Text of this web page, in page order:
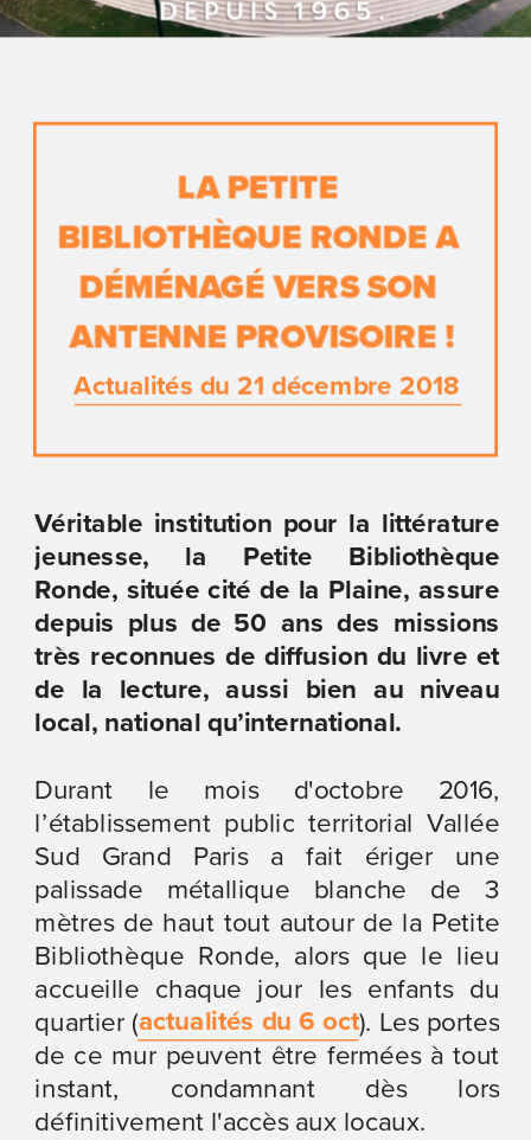
LA PETITE
BIBLIOTHÈQUE RONDE A
DÉMÉNAGÉ VERS SON
ANTENNE PROVISOIRE !
Actualités du 21 décembre 2018
Véritable institution pour la littérature
jeunesse, la Petite Bibliothèque
Ronde, située cité de la Plaine, assure
depuis plus de 50 ans des missions
très reconnues de diffusion du livre et
de la lecture, aussi bien au niveau
local, national qu’international.
Durant le mois d'octobre 2016,
l’établissement public territorial Vallée
Sud Grand Paris a fait ériger une
palissade métallique blanche de 3
mètres de haut tout autour de la Petite
Bibliothèque Ronde, alors que le lieu
accueille chaque jour les enfants du
quartier (actualités du 6 oct). Les portes
de ce mur peuvent être fermées à tout
instant, condamnant dès lors
définitivement l'accès aux locaux.